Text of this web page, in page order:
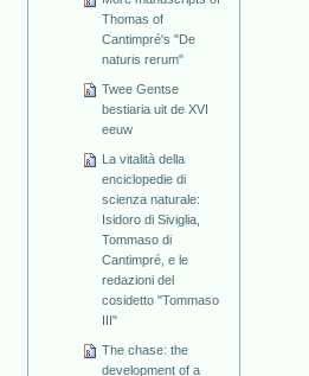
Thomas of
Cantimpré's "De
naturis rerum"
Twee Gentse
bestiaria uit de XVI
eeuw
La vitalità della
enciclopedie di
scienza naturale:
Isidoro di Siviglia,
Tommaso di
Cantimpré, e le
redazioni del
cosidetto "Tommaso
III"
The chase: the
development of a